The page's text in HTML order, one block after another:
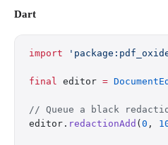
Dart
import
final editor =
// Queue a black
editor. redactionAdd ( 0 ,